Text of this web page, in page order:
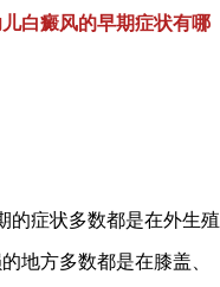
白癜风的早期症状有哪
症状多数都是在外生殖
地方多数都是在膝盖、